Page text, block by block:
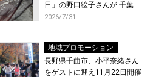
日」の野口絵子さんが 千葉県
唯一の村・長生村で地引網を
2026/7/31
地域プロモーション
長野県千曲市、小平奈緒さん
をゲストに迎え11月22日開催